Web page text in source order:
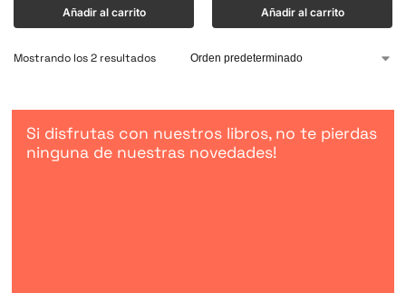
Añadir al carrito Añadir al carrito
Mostrando los 2 resultados
Si disfrutas con nuestros libros, no te pierdas
ninguna de nuestras novedades!